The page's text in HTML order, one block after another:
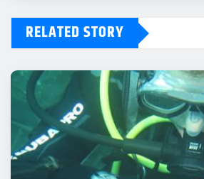
RELATED STORY